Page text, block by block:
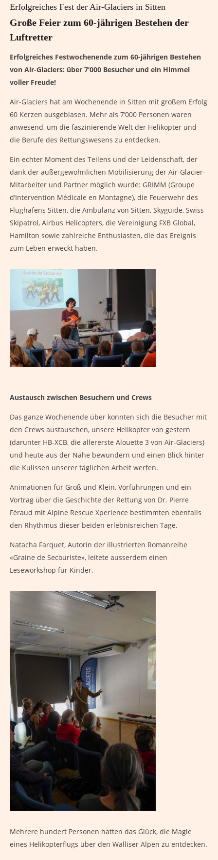
Erfolgreiches Fest der Air-Glaciers in Sitten
Große Feier zum 60-jährigen Bestehen der
Luftretter
Erfolgreiches Festwochenende zum 60-jährigen Bestehen
von Air-Glaciers: über 7’000 Besucher und ein Himmel
voller Freude!
Air-Glaciers hat am Wochenende in Sitten mit großem Erfolg
60 Kerzen ausgeblasen. Mehr als 7’000 Personen waren
anwesend, um die faszinierende Welt der Helikopter und
die Berufe des Rettungswesens zu entdecken.
Ein echter Moment des Teilens und der Leidenschaft, der
dank der außergewöhnlichen Mobilisierung der Air-Glacier-
Mitarbeiter und Partner möglich wurde: GRIMM (Groupe
d’Intervention Médicale en Montagne), die Feuerwehr des
Flughafens Sitten, die Ambulanz von Sitten, Skyguide, Swiss
Skipatrol, Airbus Helicopters, die Vereinigung FXB Global,
Hamilton sowie zahlreiche Enthusiasten, die das Ereignis
zum Leben erweckt haben.
Austausch zwischen Besuchern und Crews
Das ganze Wochenende über konnten sich die Besucher mit
den Crews austauschen, unsere Helikopter von gestern
(darunter HB-XCB, die allererste Alouette 3 von Air-Glaciers)
und heute aus der Nähe bewundern und einen Blick hinter
die Kulissen unserer täglichen Arbeit werfen.
Animationen für Groß und Klein, Vorführungen und ein
Vortrag über die Geschichte der Rettung von Dr. Pierre
Féraud mit Alpine Rescue Xperience bestimmten ebenfalls
den Rhythmus dieser beiden erlebnisreichen Tage.
Natacha Farquet, Autorin der illustrierten Romanreihe
«Graine de Secouriste», leitete ausserdem einen
Leseworkshop für Kinder.
Mehrere hundert Personen hatten das Glück, die Magie
eines Helikopterflugs über den Walliser Alpen zu entdecken.